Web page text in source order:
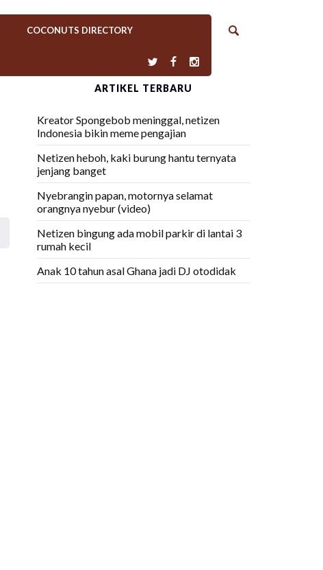
COCONUTS DIRECTORY
ARTIKEL TERBARU
Kreator Spongebob meninggal, netizen
Indonesia bikin meme pengajian
Netizen heboh, kaki burung hantu ternyata
jenjang banget
Nyebrangin papan, motornya selamat
orangnya nyebur (video)
Netizen bingung ada mobil parkir di lantai 3
rumah kecil
Anak 10 tahun asal Ghana jadi DJ otodidak